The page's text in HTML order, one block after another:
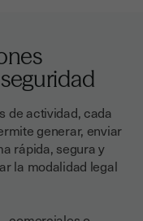
de actividad, cada
generar, enviar
rápida, segura y
la modalidad legal